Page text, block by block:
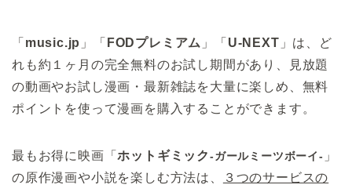
「 music.jp 」「 FODプレミアム 」「 U-NEXT 」は、ど
れも約１ヶ月の完全無料のお試し期間があり、見放題
の動画やお試し漫画・最新雑誌を大量に楽しめ、無料
ポイントを使って漫画を購入することができます。
最もお得に映画「ホットギミック-ガールミーツボーイ- 」
の原作漫画や小説を楽しむ方法は、
３つのサービスの